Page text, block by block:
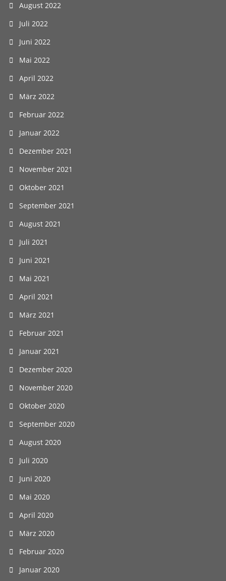
August 2022
Juli 2022
Juni 2022
Mai 2022
April 2022
März 2022
Februar 2022
Januar 2022
Dezember 2021
November 2021
Oktober 2021
September 2021
August 2021
Juli 2021
Juni 2021
Mai 2021
April 2021
März 2021
Februar 2021
Januar 2021
Dezember 2020
November 2020
Oktober 2020
September 2020
August 2020
Juli 2020
Juni 2020
Mai 2020
April 2020
März 2020
Februar 2020
Januar 2020